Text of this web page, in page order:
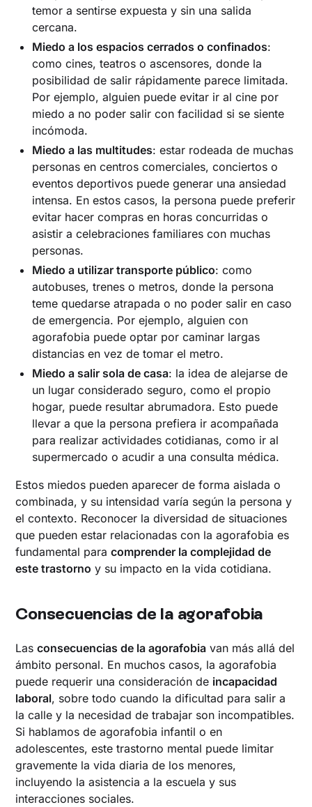
temor a sentirse expuesta y sin una salida
cercana.
Miedo a los espacios cerrados o confinados:
como cines, teatros o ascensores, donde la
posibilidad de salir rápidamente parece limitada.
Por ejemplo, alguien puede evitar ir al cine por
miedo a no poder salir con facilidad si se siente
incómoda.
Miedo a las multitudes: estar rodeada de muchas
personas en centros comerciales, conciertos o
eventos deportivos puede generar una ansiedad
intensa. En estos casos, la persona puede preferir
evitar hacer compras en horas concurridas o
asistir a celebraciones familiares con muchas
personas.
Miedo a utilizar transporte público: como
autobuses, trenes o metros, donde la persona
teme quedarse atrapada o no poder salir en caso
de emergencia. Por ejemplo, alguien con
agorafobia puede optar por caminar largas
distancias en vez de tomar el metro.
Miedo a salir sola de casa: la idea de alejarse de
un lugar considerado seguro, como el propio
hogar, puede resultar abrumadora. Esto puede
llevar a que la persona prefiera ir acompañada
para realizar actividades cotidianas, como ir al
supermercado o acudir a una consulta médica.
Estos miedos pueden aparecer de forma aislada o
combinada, y su intensidad varía según la persona y
el contexto. Reconocer la diversidad de situaciones
que pueden estar relacionadas con la agorafobia es
fundamental paracomprender la complejidad de
este trastorno y su impacto en la vida cotidiana.
Consecuencias de la agorafobia
Lasconsecuencias de la agorafobia van más allá del
ámbito personal. En muchos casos, la agorafobia
puede requerir una consideración de incapacidad
laboral, sobre todo cuando la dificultad para salir a
la calle y la necesidad de trabajar son incompatibles.
Si hablamos de agorafobia infantil o en
adolescentes, este trastorno mental puede limitar
gravemente la vida diaria de los menores,
incluyendo la asistencia a la escuela y sus
interacciones sociales.